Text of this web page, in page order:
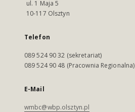
ul. 1 Maja 5
10-117 Olsztyn
Telefon
089 524 90 32 (sekretariat)
089 524 90 48 (Pracownia Regionalna)
E-Mail
wmbc@wbp.olsztyn.pl